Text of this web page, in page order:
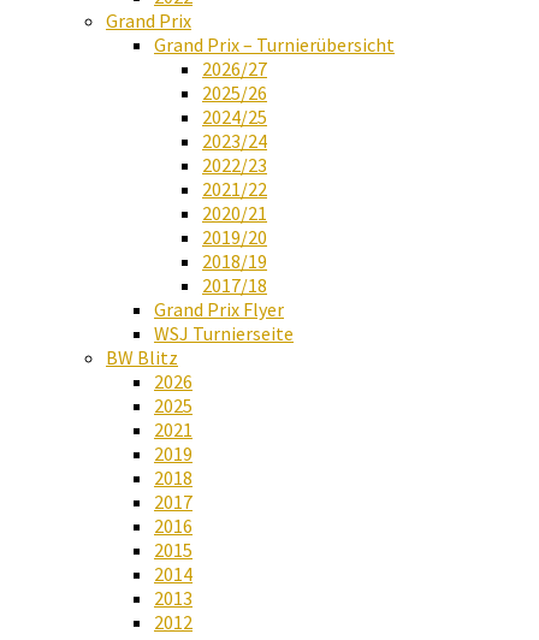
Grand Prix
Grand Prix – Turnierübersicht
2026/27
2025/26
2024/25
2023/24
2022/23
2021/22
2020/21
2019/20
2018/19
2017/18
Grand Prix Flyer
WSJ Turnierseite
BW Blitz
2026
2025
2021
2019
2018
2017
2016
2015
2014
2013
2012